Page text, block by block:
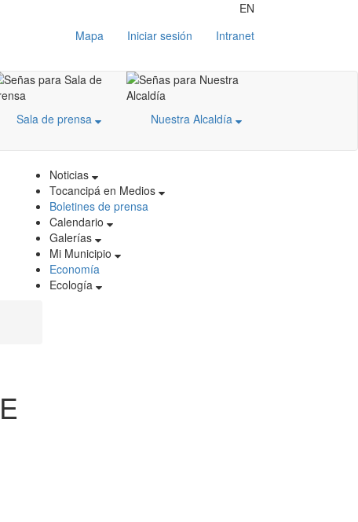
EN
Mapa
Iniciar sesión Intranet
Sala de prensa
Nuestra Alcaldía
Noticias
Tocancipá en Medios
Boletines de prensa
Calendario
Galerías
Mi Municipio
Economía
Ecología